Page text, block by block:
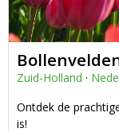
Zuid-Holland ·
Ontdek de
is!